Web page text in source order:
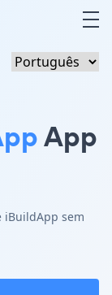
App
iBuildApp sem